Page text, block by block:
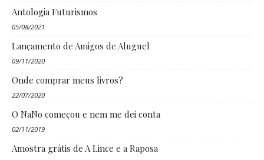
Antologia Futurismos
05/08/2021
Lançamento de Amigos de Aluguel
09/11/2020
Onde comprar meus livros?
22/07/2020
O NaNo começou e nem me dei conta
02/11/2019
Amostra grátis de A Lince e a Raposa